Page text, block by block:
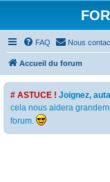
FAQ Nous
Accueil du forum
# ASTUCE ! Joignez,
cela nous aidera
forum.